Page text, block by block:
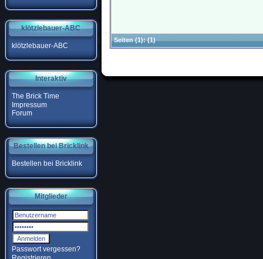
klötzlebauer-ABC
klötzlebauer-ABC
Interaktiv
The Brick Time
Impressum
Forum
Bestellen bei Bricklink
Bestellen bei Bricklink
Mitglieder
Passwort vergessen?
Seiten(1):(1)